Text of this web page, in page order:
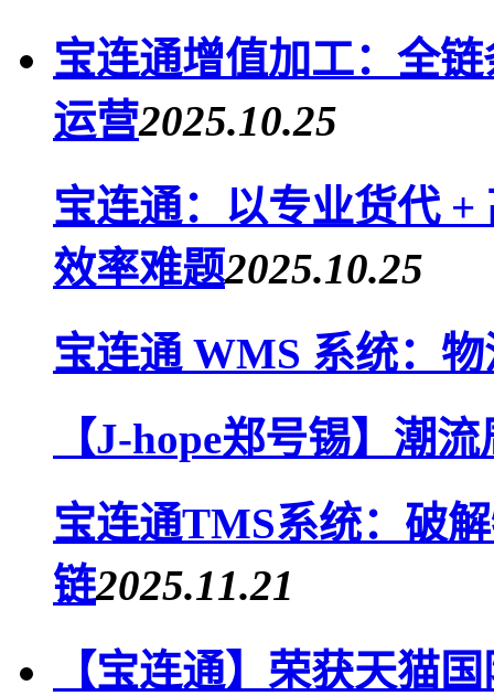
宝连通增值加工：全
运营2025.10.25
宝连通：以专业货代
效率难题2025.10.25
宝连通 WMS 系统：
【J-hope郑号锡】潮
宝连通TMS系统：破
链2025.11.21
【宝连通】荣获天猫